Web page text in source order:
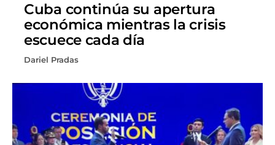
Cuba continúa su apertura
económica mientras la crisis
escuece cada día
Dariel Pradas